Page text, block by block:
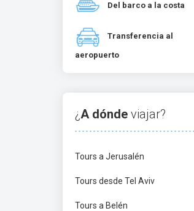
Del barco a la costa
Transferencia al
aeropuerto
¿A dónde viajar?
Tours a Jerusalén
Tours desde Tel Aviv
Tours a Belén